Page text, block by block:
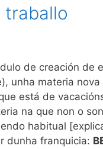
traballo
de creación de
unha materia
está de
na que non o
habitual
dunha franquicia: